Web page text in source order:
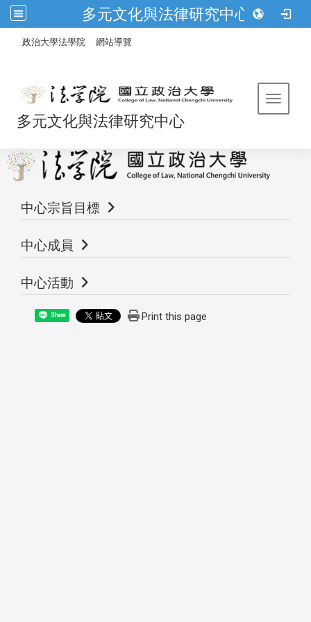
多元文化與法律研究中心
政治大學法學院 網站導覽
Toggle
多元文化與法律研究中心
中心宗旨目標
中心成員
中心活動
Share Print this page